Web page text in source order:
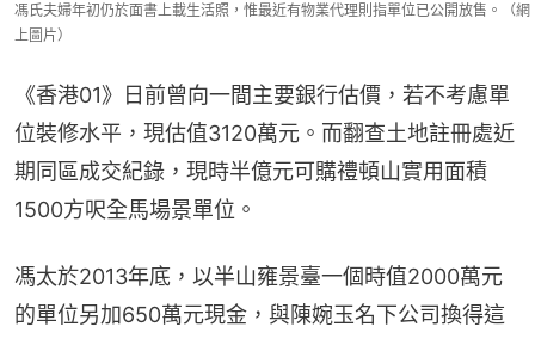
馮氏夫婦年初仍於面書上載生活照，惟最近有物業代理則指單位已公開放售。（網
上圖片）
《香港01》日前曾向一間主要銀行估價，若不考慮單
位裝修水平，現估值3120萬元。而翻查土地註冊處近
期同區成交紀錄，現時半億元可購禮頓山實用面積
1500方呎全馬場景單位。
馮太於2013年底，以半山雍景臺一個時值2000萬元
的單位另加650萬元現金，與陳婉玉名下公司換得這